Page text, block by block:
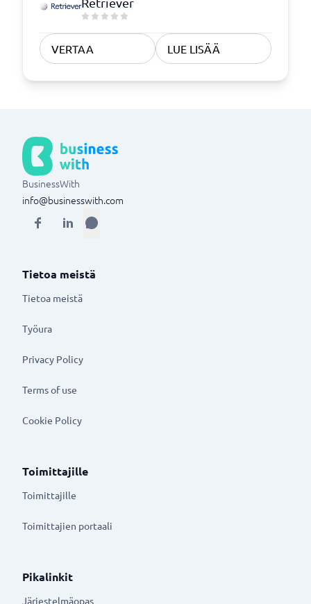
VERTAA LUE LISÄÄ
BusinessWith
info@businesswith.com
Tietoa meistä
Tietoa meistä
Työura
Privacy Policy
Terms of use
Cookie Policy
Toimittajille
Toimittajille
Toimittajien portaali
Pikalinkit
Järjestelmäopas